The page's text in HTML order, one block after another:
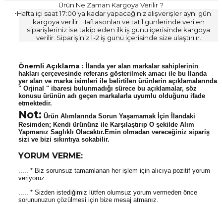
Ürün Ne Zaman Kargoya Verilir ?
·Hafta içi saat 17:00'ya kadar yapacağınız alışverişler aynı gün
kargoya verilir. Haftasonları ve tatil günlerinde verilen
siparişleriniz ise takip eden ilk iş günü içerisinde kargoya
verilir. Siparişiniz 1-2 iş günü içerisinde size ulaştırılır.
Önemli Açıklama : İlanda yer alan markalar sahiplerinin
hakları çerçevesinde referans gösterilmek amacı ile bu İlanda
yer alan ve marka isimleri ile belirtilen ürünlerin açıklamalarında
" Orjinal " ibaresi bulunmadığı sürece bu açıklamalar, söz
konusu ürünün adı geçen markalarla uyumlu olduğunu ifade
etmektedir.
Not: Ürün Alımlarında Sorun Yaşamamak İçin İlandaki
Resimden; Kendi ürününz ile Karşılaştırıp O şekilde Alım
Yapmanız Saglıklı Olacaktır.Emin olmadan vereceğiniz sipariş
sizi ve bizi sıkıntıya sokabilir.
YORUM VERME:
..... * Biz sorunsuz tamamlanan her işlem için alıcıya pozitif yorum
veriyoruz.
..... * Sizden istediğimiz lütfen olumsuz yorum vermeden önce
sorununuzun çözülmesi için bize mesaj atmanız.